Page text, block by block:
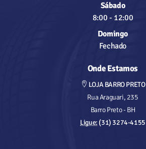
Sábado
8:00 - 12:00
Domingo
Fechado
Onde Estamos
LOJA BARRO PRETO
Rua Araguari, 235
Barro Preto - BH
Ligue:(31) 3274-4155